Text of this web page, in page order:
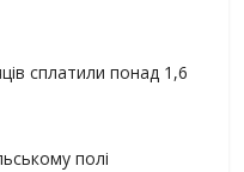
сплатили понад 1,6
полі